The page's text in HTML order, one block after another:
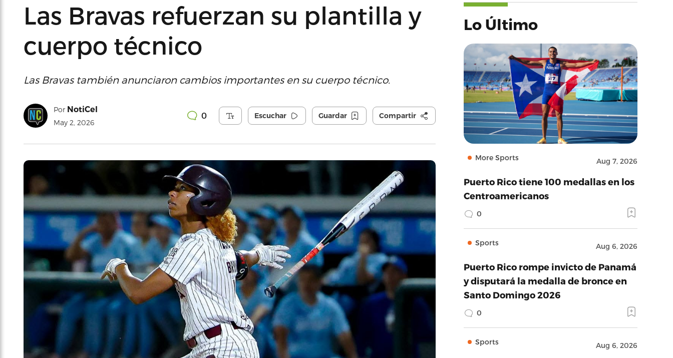
Las Bravas refuerzan su plantilla y
cuerpo técnico
Las Bravas también anunciaron cambios importantes en su cuerpo técnico.
Por NotiCel
May 2, 2026
0 Escuchar Guardar Compartir
Lo Último
More Sports Aug 7, 2026
Puerto Rico tiene 100 medallas en los
Centroamericanos
0
Sports Aug 6, 2026
Puerto Rico rompe invicto de Panamá
y disputará la medalla de bronce en
Santo Domingo 2026
0
Sports Aug 6, 2026